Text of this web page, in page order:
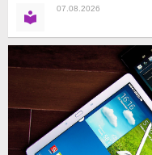
07.08.2026